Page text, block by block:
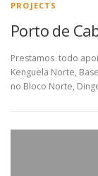
PROJECTS
Porto de
Prestamos todo
Kenguela Norte,
no Bloco Norte,